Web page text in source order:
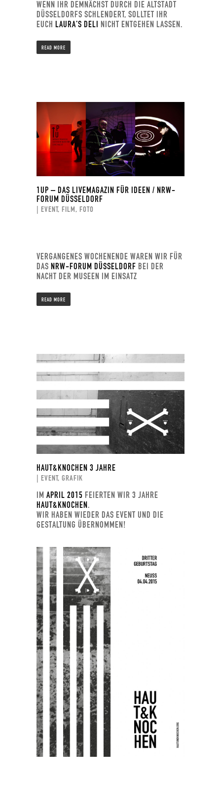
WENN IHR DEMNÄCHST DURCH DIE ALTSTADT
DÜSSELDORFS SCHLENDERT, SOLLTET IHR
EUCH LAURA’S DELI NICHT ENTGEHEN LASSEN.
READ MORE
1UP – DAS LIVEMAGAZIN FÜR IDEEN / NRW-
FORUM DÜSSELDORF
| EVENT, FILM, FOTO
VERGANGENES WOCHENENDE WAREN WIR FÜR
DAS NRW-FORUM DÜSSELDORF BEI DER
NACHT DER MUSEEN IM EINSATZ
READ MORE
HAUT&KNOCHEN 3 JAHRE
| EVENT, GRAFIK
IM APRIL 2015 FEIERTEN WIR 3 JAHRE
HAUT&KNOCHEN.
WIR HABEN WIEDER DAS EVENT UND DIE
GESTALTUNG ÜBERNOMMEN!